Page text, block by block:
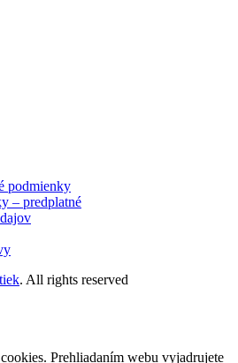
podmienky
– predplatné
. All rights reserved
Prehliadaním webu vyjadrujete